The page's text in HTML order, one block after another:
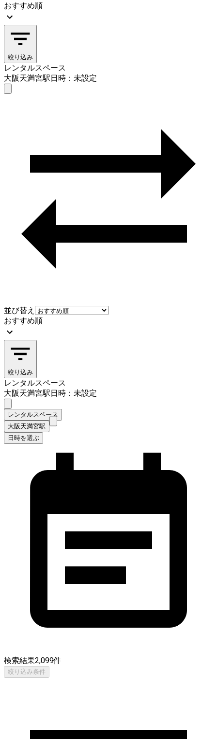
おすすめ順
絞り込み
レンタルスペース
大阪天満宮駅日時：未設定
並び替え
おすすめ順
絞り込み
レンタルスペース
大阪天満宮駅日時：未設定
レンタルスペース
大阪天満宮駅
日時を選ぶ
検索結果2,099件
絞り込み条件